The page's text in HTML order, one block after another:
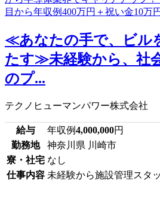
≪あなたの手で、ビル
たす≫未経験から、社
のプ...
テクノヒューマンパワー株式会社
給与 年収例4,000,000円
勤務地
神奈川県 川崎市
寮・社宅 なし
仕事内容 未経験から施設管理スタ